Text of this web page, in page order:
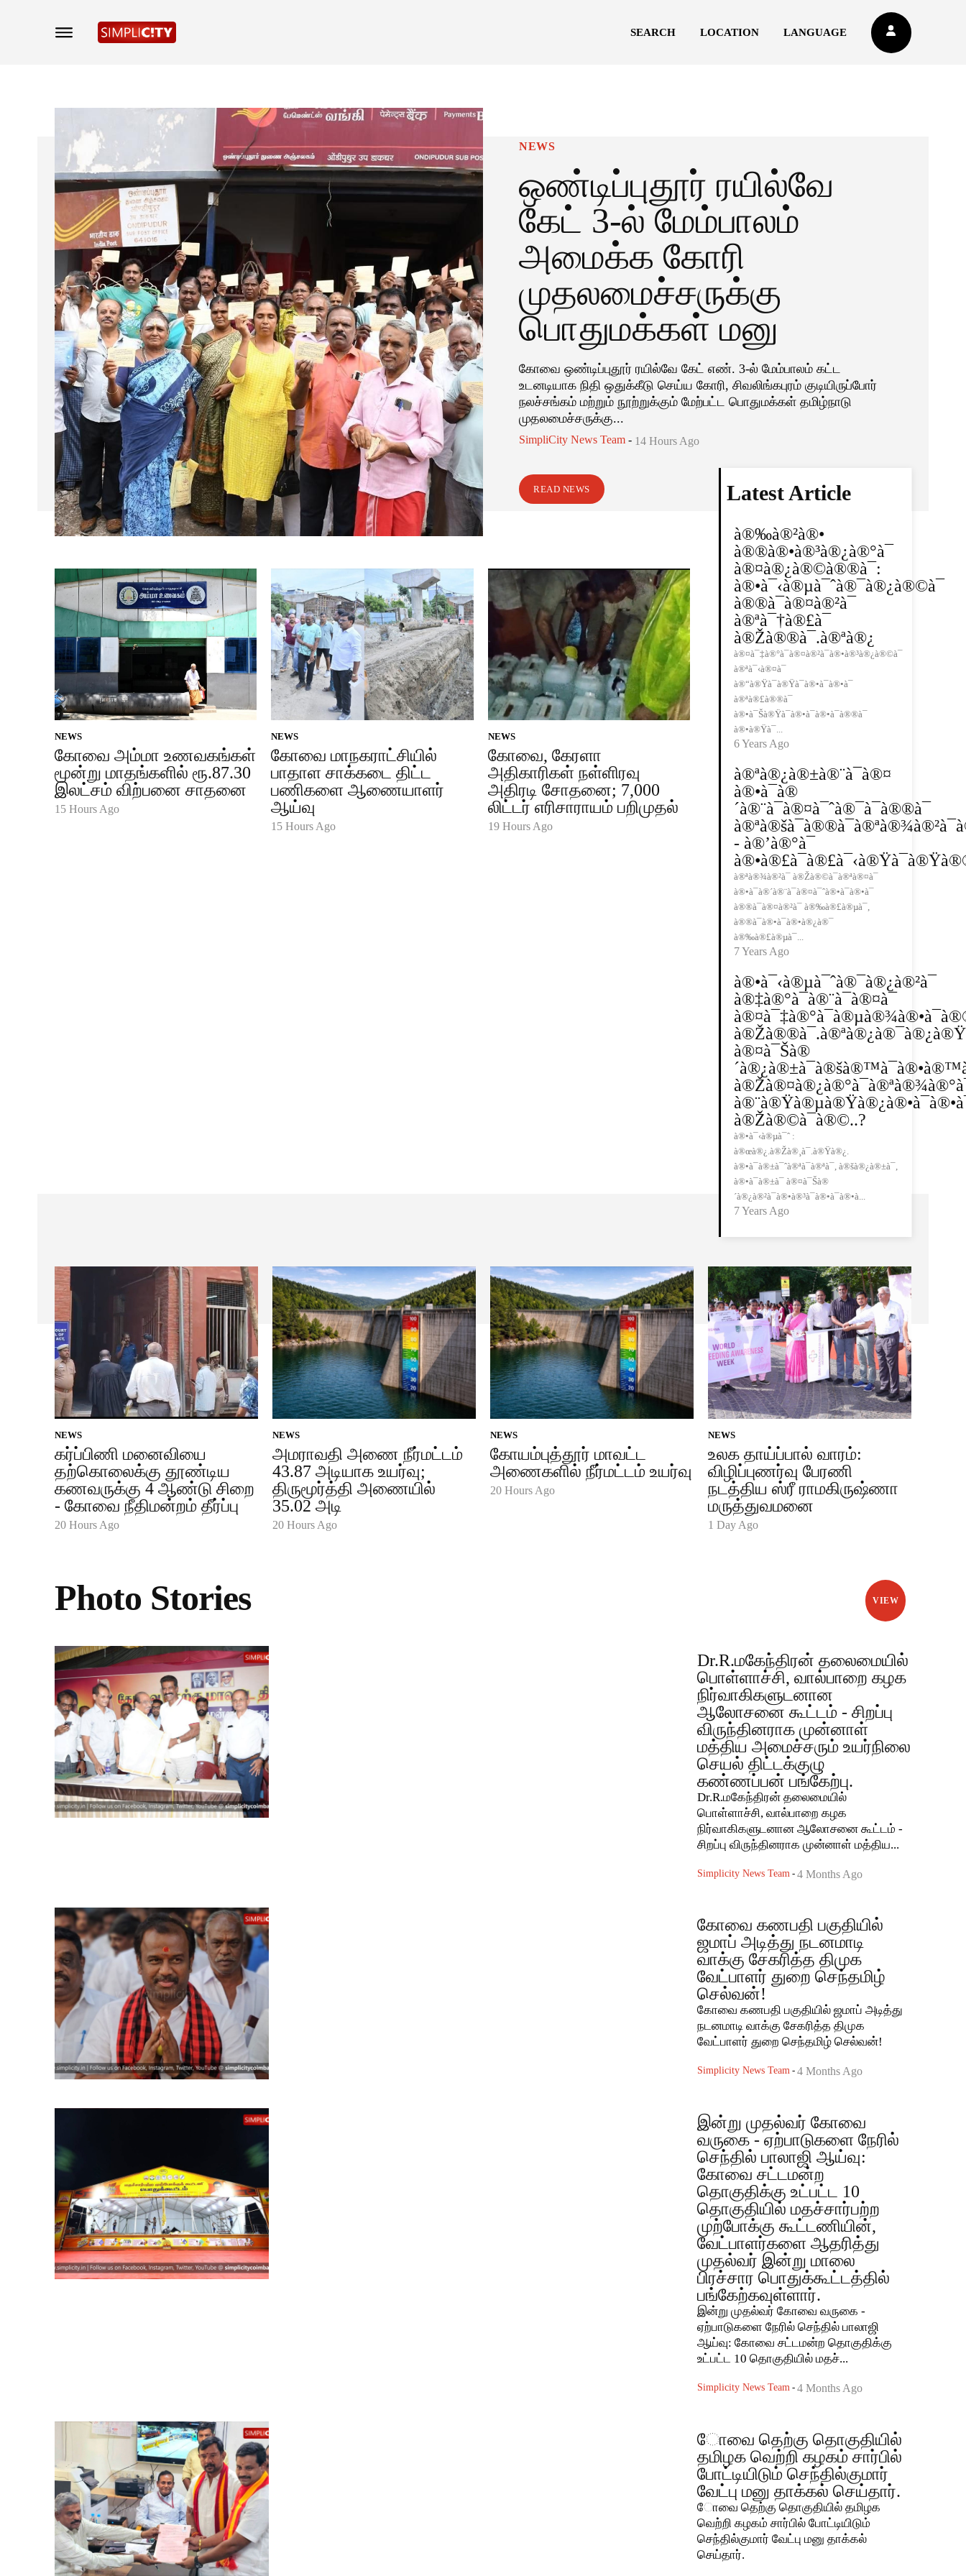
SEARCH LOCATION LANGUAGE
NEWS
ஒண்டிப்புதூர் ரயில்வே
கேட் 3-ல் மேம்பாலம்
அமைக்க கோரி
முதலமைச்சருக்கு
பொதுமக்கள் மனு
கோவை ஒண்டிப்புதூர் ரயில்வே கேட் எண். 3-ல் மேம்பாலம் கட்ட
உடனடியாக நிதி ஒதுக்கீடு செய்ய கோரி, சிவலிங்கபுரம் குடியிருப்போர்
நலச்சங்கம் மற்றும் நூற்றுக்கும் மேற்பட்ட பொதுமக்கள் தமிழ்நாடு
முதலமைச்சருக்கு...
SimpliCity News Team - 14 Hours Ago
READ NEWS
NEWS
கோவை அம்மா உணவகங்கள்
மூன்று மாதங்களில் ரூ.87.30
இலட்சம் விற்பனை சாதனை
15 Hours Ago
NEWS
கோவை மாநகராட்சியில்
பாதாள சாக்கடை திட்ட
பணிகளை ஆணையாளர்
ஆய்வு
15 Hours Ago
NEWS
கோவை, கேரளா
அதிகாரிகள் நள்ளிரவு
அதிரடி சோதனை; 7,000
லிட்டர் எரிசாராயம் பறிமுதல்
19 Hours Ago
Latest Article
à®‰à®²à®•
à®®à®•à®³à®¿à®°à¯
à®¤à®¿à®©à®®à¯:
à®•à¯‹à®µà¯ˆà®¯à®¿à®©à¯
à®®à¯à®¤à®²à¯
à®ªà¯†à®£à¯
à®Žà®®à¯.à®ªà®¿
à®¤à¯‡à®°à¯à®¤à®²à¯à®•à®³à®¿à®©à¯
à®ªà¯‹à®¤à¯
à®“à®Ÿà¯à®Ÿà¯à®•à¯à®•à¯
à®ªà®£à®®à¯
à®•à¯Šà®Ÿà¯à®•à¯à®•à¯à®®à¯
à®•à®Ÿà¯...
6 Years Ago
à®ªà®¿à®±à®¨à¯à®¤
à®•à¯à®
´à®¨à¯à®¤à¯ˆà®¯à¯à®®à¯
- à®’à®°à¯
à®ªà®¾à®²à¯ à®Žà®©à¯à®ªà®¤à¯
à®•à¯à®´à®¨à¯à®¤à¯ˆà®•à¯à®•à¯
à®®à¯à®¤à®²à¯ à®‰à®£à®µà¯,
à®®à¯à®•à¯à®•à®¿à®¯
à®‰à®£à®µà¯...
7 Years Ago
à®•à¯‹à®µà¯ˆà®¯à®¿à®²à¯
à®‡à®°à¯à®¨à¯à®¤à¯
à®¤à¯Šà®
à®Žà®©à¯à®©..?
à®•à¯‹à®µà¯ˆ :
à®œà®¿.à®Žà®¸à¯.à®Ÿà®¿.
à®•à¯à®±à¯ˆà®ªà¯à®ªà¯, à®šà®¿à®±à¯,
à®•à¯à®±à¯ à®¤à¯Šà®
´à®¿à®²à¯à®•à®³à¯à®•à¯à®•à...
7 Years Ago
NEWS
கர்ப்பிணி மனைவியை
தற்கொலைக்கு தூண்டிய
கணவருக்கு 4 ஆண்டு சிறை
- கோவை நீதிமன்றம் தீர்ப்பு
20 Hours Ago
NEWS
அமராவதி அணை நீர்மட்டம்
43.87 அடியாக உயர்வு;
திருமூர்த்தி அணையில்
35.02 அடி
20 Hours Ago
NEWS
கோயம்புத்தூர் மாவட்ட
அணைகளில் நீர்மட்டம் உயர்வு
20 Hours Ago
NEWS
உலக தாய்ப்பால் வாரம்:
விழிப்புணர்வு பேரணி
நடத்திய ஸ்ரீ ராமகிருஷ்ணா
மருத்துவமனை
1 Day Ago
Photo Stories VIEW
Dr.R.மகேந்திரன் தலைமையில்
பொள்ளாச்சி, வால்பாறை கழக
நிர்வாகிகளுடனான
ஆலோசனை கூட்டம் - சிறப்பு
விருந்தினராக முன்னாள்
மத்திய அமைச்சரும் உயர்நிலை
செயல் திட்டக்குழு
கண்ணப்பன் பங்கேற்பு.
Dr.R.மகேந்திரன் தலைமையில்
பொள்ளாச்சி, வால்பாறை கழக
நிர்வாகிகளுடனான ஆலோசனை கூட்டம் -
சிறப்பு விருந்தினராக முன்னாள் மத்திய...
Simplicity News Team - 4 Months Ago
கோவை கணபதி பகுதியில்
ஜமாப் அடித்து நடனமாடி
வாக்கு சேகரித்த திமுக
வேட்பாளர் துறை செந்தமிழ்
செல்வன்!
கோவை கணபதி பகுதியில் ஜமாப் அடித்து
நடனமாடி வாக்கு சேகரித்த திமுக
வேட்பாளர் துறை செந்தமிழ் செல்வன்!
Simplicity News Team - 4 Months Ago
இன்று முதல்வர் கோவை
வருகை - ஏற்பாடுகளை நேரில்
செந்தில் பாலாஜி ஆய்வு:
கோவை சட்டமன்ற
தொகுதிக்கு உட்பட்ட 10
தொகுதியில் மதச்சார்பற்ற
முற்போக்கு கூட்டணியின்,
வேட்பாளர்களை ஆதரித்து
முதல்வர் இன்று மாலை
பிரச்சார பொதுக்கூட்டத்தில்
பங்கேற்கவுள்ளார்.
இன்று முதல்வர் கோவை வருகை -
ஏற்பாடுகளை நேரில் செந்தில் பாலாஜி
ஆய்வு: கோவை சட்டமன்ற தொகுதிக்கு
உட்பட்ட 10 தொகுதியில் மதச்...
Simplicity News Team - 4 Months Ago
ோவை தெற்கு தொகுதியில்
தமிழக வெற்றி கழகம் சார்பில்
போட்டியிடும் செந்தில்குமார்
வேட்பு மனு தாக்கல் செய்தார்.
ோவை தெற்கு தொகுதியில் தமிழக
வெற்றி கழகம் சார்பில் போட்டியிடும்
செந்தில்குமார் வேட்பு மனு தாக்கல்
செய்தார்.